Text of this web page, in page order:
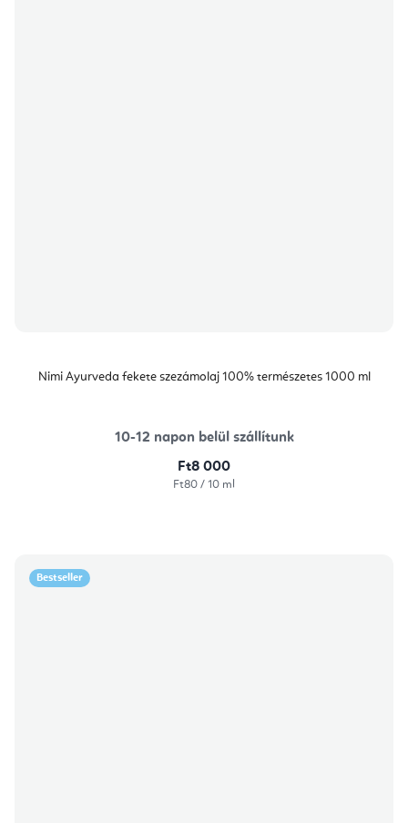
Nimi Ayurveda fekete szezámolaj 100% természetes 1000 ml
10-12 napon belül szállítunk
Ft8 000
Egységár:
Ft80 / 10 ml
Bestseller